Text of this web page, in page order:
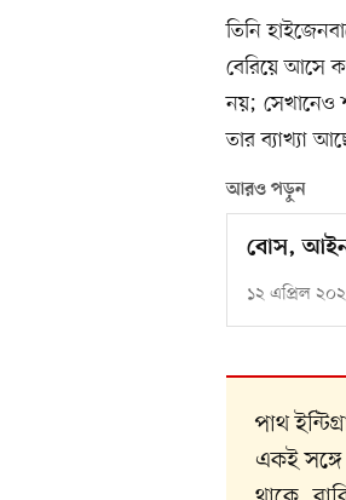
তিনি
বেরিয়ে আসে
নয়; সেখানেও
তার ব্যাখ্যা
আরও পড়ুন
বোস,
১২ এপ্রিল
পাথ
একই সঙ্গে